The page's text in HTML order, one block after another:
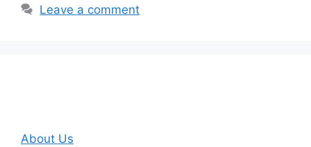
Leave a comment
About Us